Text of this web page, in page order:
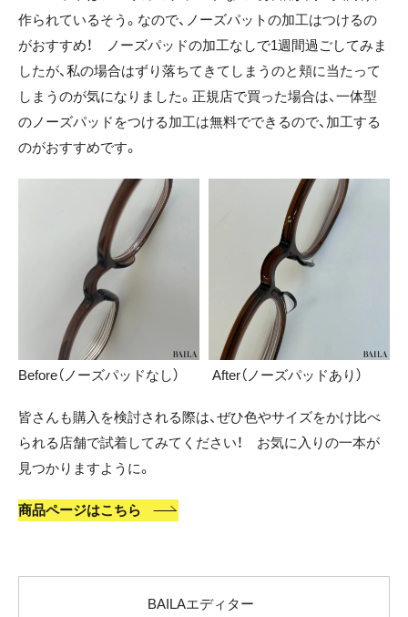
作られているそう。なので、ノーズパットの加工はつけるの
がおすすめ！ ノーズパッドの加工なしで1週間過ごしてみま
したが、私の場合はずり落ちてきてしまうのと頬に当たって
しまうのが気になりました。正規店で買った場合は、一体型
のノーズパッドをつける加工は無料でできるので、加工する
のがおすすめです。
Before（ノーズパッドなし） After（ノーズパッドあり）
皆さんも購入を検討される際は、ぜひ色やサイズをかけ比べ
られる店舗で試着してみてください！ お気に入りの一本が
見つかりますように。
商品ページはこちら
BAILAエディター